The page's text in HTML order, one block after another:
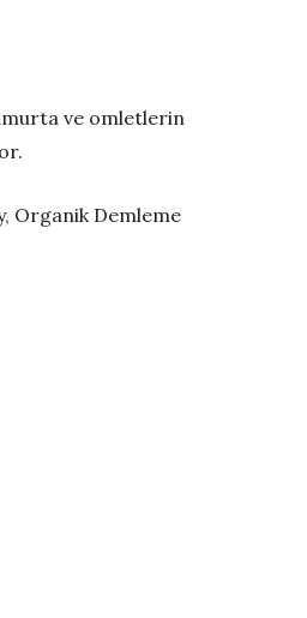
ve omletlerin
Organik Demleme